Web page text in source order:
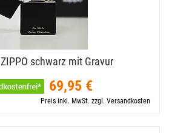
schwarz mit Gravur
69,95 €
Preis inkl. MwSt. zzgl. Versandkosten